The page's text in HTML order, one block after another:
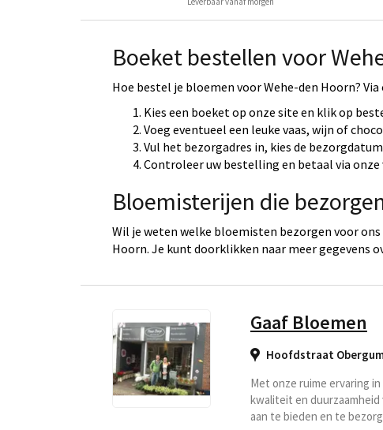
Boeket bestellen voor
Hoe bestel je bloemen voor Wehe-den Hoorn?
Kies een boeket op onze site en klik op
Voeg eventueel een leuke vaas, wijn of
Vul het bezorgadres in, kies de
Controleer uw bestelling en betaal via
Bloemisterijen die
Wil je weten welke bloemisten bezorgen voor
Hoorn. Je kunt doorklikken naar meer gegevens
Gaaf Bloemen
Hoofdstraat Obergum
Met onze ruime ervaring
kwaliteit en
aan te bieden en te